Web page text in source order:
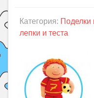
Категория: Поделки
лепки и теста